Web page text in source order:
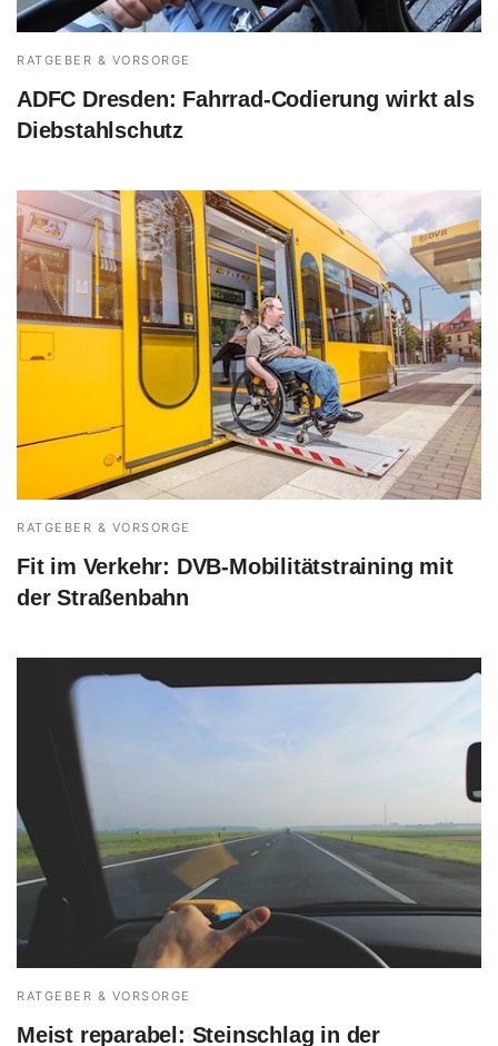
RATGEBER & VORSORGE
ADFC Dresden: Fahrrad-Codierung wirkt als
Diebstahlschutz
RATGEBER & VORSORGE
Fit im Verkehr: DVB-Mobilitätstraining mit
der Straßenbahn
RATGEBER & VORSORGE
Meist reparabel: Steinschlag in der